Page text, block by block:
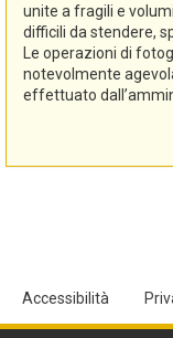
unite a fragili e
difficili da stendere,
Le operazioni di
notevolmente
effettuato
Accessibilità